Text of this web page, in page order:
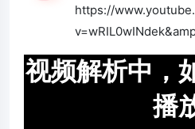
https://